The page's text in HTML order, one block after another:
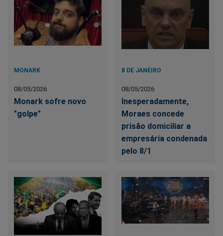
MONARK
08/05/2026
Monark sofre novo
"golpe"
8 DE JANEIRO
08/05/2026
Inesperadamente,
Moraes concede
prisão domiciliar a
empresária condenada
pelo 8/1